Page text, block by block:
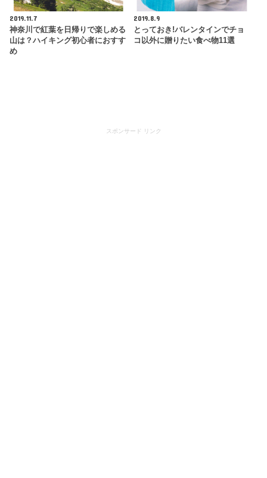
2019.11.7
神奈川で紅葉を日帰りで楽しめる
山は？ハイキング初心者におすす
め
2019.8.9
とっておき!バレンタインでチョ
コ以外に贈りたい食べ物11選
スポンサード リンク